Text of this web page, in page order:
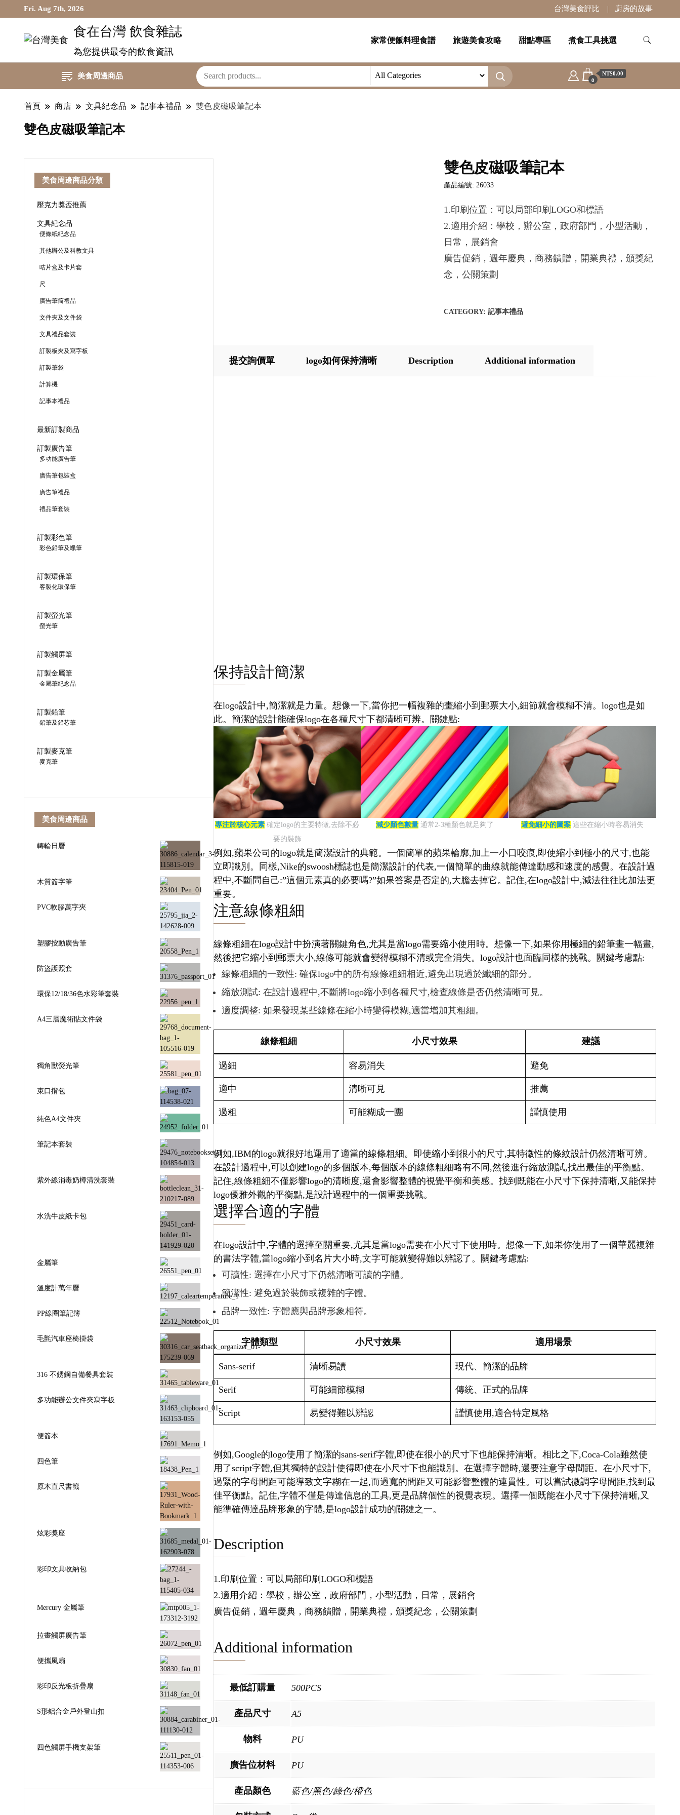
Fri. Aug 7th, 2026 台灣美食評比 廚房的故事
食在台灣 飲食雜誌
為您提供最夸的飲食資訊
家常便飯料理食譜 旅遊美食攻略 甜點專區 煮食工具挑選
美食周邊商品 0
NT$0.00
首頁 商店 文具紀念品 記事本禮品 雙色皮磁吸筆記本
雙色皮磁吸筆記本
雙色皮磁吸筆記本
產品編號: 26033
1.印刷位置：可以局部印刷LOGO和標語
2.適用介紹：學校，辦公室，政府部門，小型活動，
日常，展銷會
廣告促銷，週年慶典，商務饋贈，開業典禮，頒獎紀
念，公關策劃
CATEGORY: 記事本禮品
提交詢價單 logo如何保持清晰 Description Additional information
保持設計簡潔
在logo設計中,簡潔就是力量。想像一下,當你把一幅複雜的畫縮小到郵票大小,細節就會模糊不清。logo也是如
此。簡潔的設計能確保logo在各種尺寸下都清晰可辨。關鍵點:
專注於核心元素 確定logo的主要特徵,去除不必
要的裝飾
減少顏色數量 通常2-3種顏色就足夠了 避免細小的圖案 這些在縮小時容易消失
例如,蘋果公司的logo就是簡潔設計的典範。一個簡單的蘋果輪廓,加上一小口咬痕,即使縮小到極小的尺寸,也能
立即識別。同樣,Nike的swoosh標誌也是簡潔設計的代表,一個簡單的曲線就能傳達動感和速度的感覺。在設計過
程中,不斷問自己:”這個元素真的必要嗎?”如果答案是否定的,大膽去掉它。記住,在logo設計中,減法往往比加法更
重要。
注意線條粗細
線條粗細在logo設計中扮演著關鍵角色,尤其是當logo需要縮小使用時。想像一下,如果你用極細的鉛筆畫一幅畫,
然後把它縮小到郵票大小,線條可能就會變得模糊不清或完全消失。logo設計也面臨同樣的挑戰。關鍵考慮點:
線條粗細的一致性: 確保logo中的所有線條粗細相近,避免出現過於纖細的部分。
縮放測試: 在設計過程中,不斷將logo縮小到各種尺寸,檢查線條是否仍然清晰可見。
適度調整: 如果發現某些線條在縮小時變得模糊,適當增加其粗細。
線條粗細 小尺寸效果 建議
過細 容易消失 避免
適中 清晰可見 推薦
過粗 可能糊成一團 謹慎使用
例如,IBM的logo就很好地運用了適當的線條粗細。即使縮小到很小的尺寸,其特徵性的條紋設計仍然清晰可辨。
在設計過程中,可以創建logo的多個版本,每個版本的線條粗細略有不同,然後進行縮放測試,找出最佳的平衡點。
記住,線條粗細不僅影響logo的清晰度,還會影響整體的視覺平衡和美感。找到既能在小尺寸下保持清晰,又能保持
logo優雅外觀的平衡點,是設計過程中的一個重要挑戰。
選擇合適的字體
在logo設計中,字體的選擇至關重要,尤其是當logo需要在小尺寸下使用時。想像一下,如果你使用了一個華麗複雜
的書法字體,當logo縮小到名片大小時,文字可能就變得難以辨認了。關鍵考慮點:
可讀性: 選擇在小尺寸下仍然清晰可讀的字體。
簡潔性: 避免過於裝飾或複雜的字體。
品牌一致性: 字體應與品牌形象相符。
字體類型 小尺寸效果 適用場景
Sans-serif 清晰易讀 現代、簡潔的品牌
Serif 可能細節模糊 傳統、正式的品牌
Script 易變得難以辨認 謹慎使用,適合特定風格
例如,Google的logo使用了簡潔的sans-serif字體,即使在很小的尺寸下也能保持清晰。相比之下,Coca-Cola雖然使
用了script字體,但其獨特的設計使得即使在小尺寸下也能識別。在選擇字體時,還要注意字母間距。在小尺寸下,
過緊的字母間距可能導致文字糊在一起,而過寬的間距又可能影響整體的連貫性。可以嘗試微調字母間距,找到最
佳平衡點。記住,字體不僅是傳達信息的工具,更是品牌個性的視覺表現。選擇一個既能在小尺寸下保持清晰,又
能準確傳達品牌形象的字體,是logo設計成功的關鍵之一。
Description
1.印刷位置：可以局部印刷LOGO和標語
2.適用介紹：學校，辦公室，政府部門，小型活動，日常，展銷會
廣告促銷，週年慶典，商務饋贈，開業典禮，頒獎紀念，公關策劃
Additional information
最低訂購量 500PCS
產品尺寸 A5
物料 PU
廣告位材料 PU
產品顏色 藍色/黑色/綠色/橙色
美食周邊商品分類
壓克力獎盃推薦
文具紀念品
便條紙紀念品
其他辦公及科教文具
咭片盒及卡片套
尺
廣告筆筒禮品
文件夾及文件袋
文具禮品套裝
訂製板夾及寫字板
訂製筆袋
計算機
記事本禮品
最新訂製商品
訂製廣告筆
多功能廣告筆
廣告筆包裝盒
廣告筆禮品
禮品筆套裝
訂製彩色筆
彩色鉛筆及蠟筆
訂製環保筆
客製化環保筆
訂製螢光筆
螢光筆
訂製觸屏筆
訂製金屬筆
金屬筆紀念品
訂製鉛筆
鉛筆及鉛芯筆
訂製麥克筆
麥克筆
美食周邊商品
轉輪日曆
木質簽字筆
PVC軟膠萬字夾
塑膠按動廣告筆
防盜護照套
環保12/18/36色水彩筆套裝
A4三層魔術貼文件袋
獨角獸熒光筆
束口揹包
純色A4文件夾
筆記本套裝
紫外線消毒奶樽清洗套裝
水洗牛皮紙卡包
金屬筆
溫度計萬年曆
PP線圈筆記簿
毛氈汽車座椅掛袋
316 不銹鋼自備餐具套裝
多功能辦公文件夾寫字板
便簽本
四色筆
原木直尺書籤
炫彩獎座
彩印文具收納包
Mercury 金屬筆
拉畫觸屏廣告筆
便攜風扇
彩印反光板折疊扇
S形鋁合金戶外登山扣
四色觸屏手機支架筆